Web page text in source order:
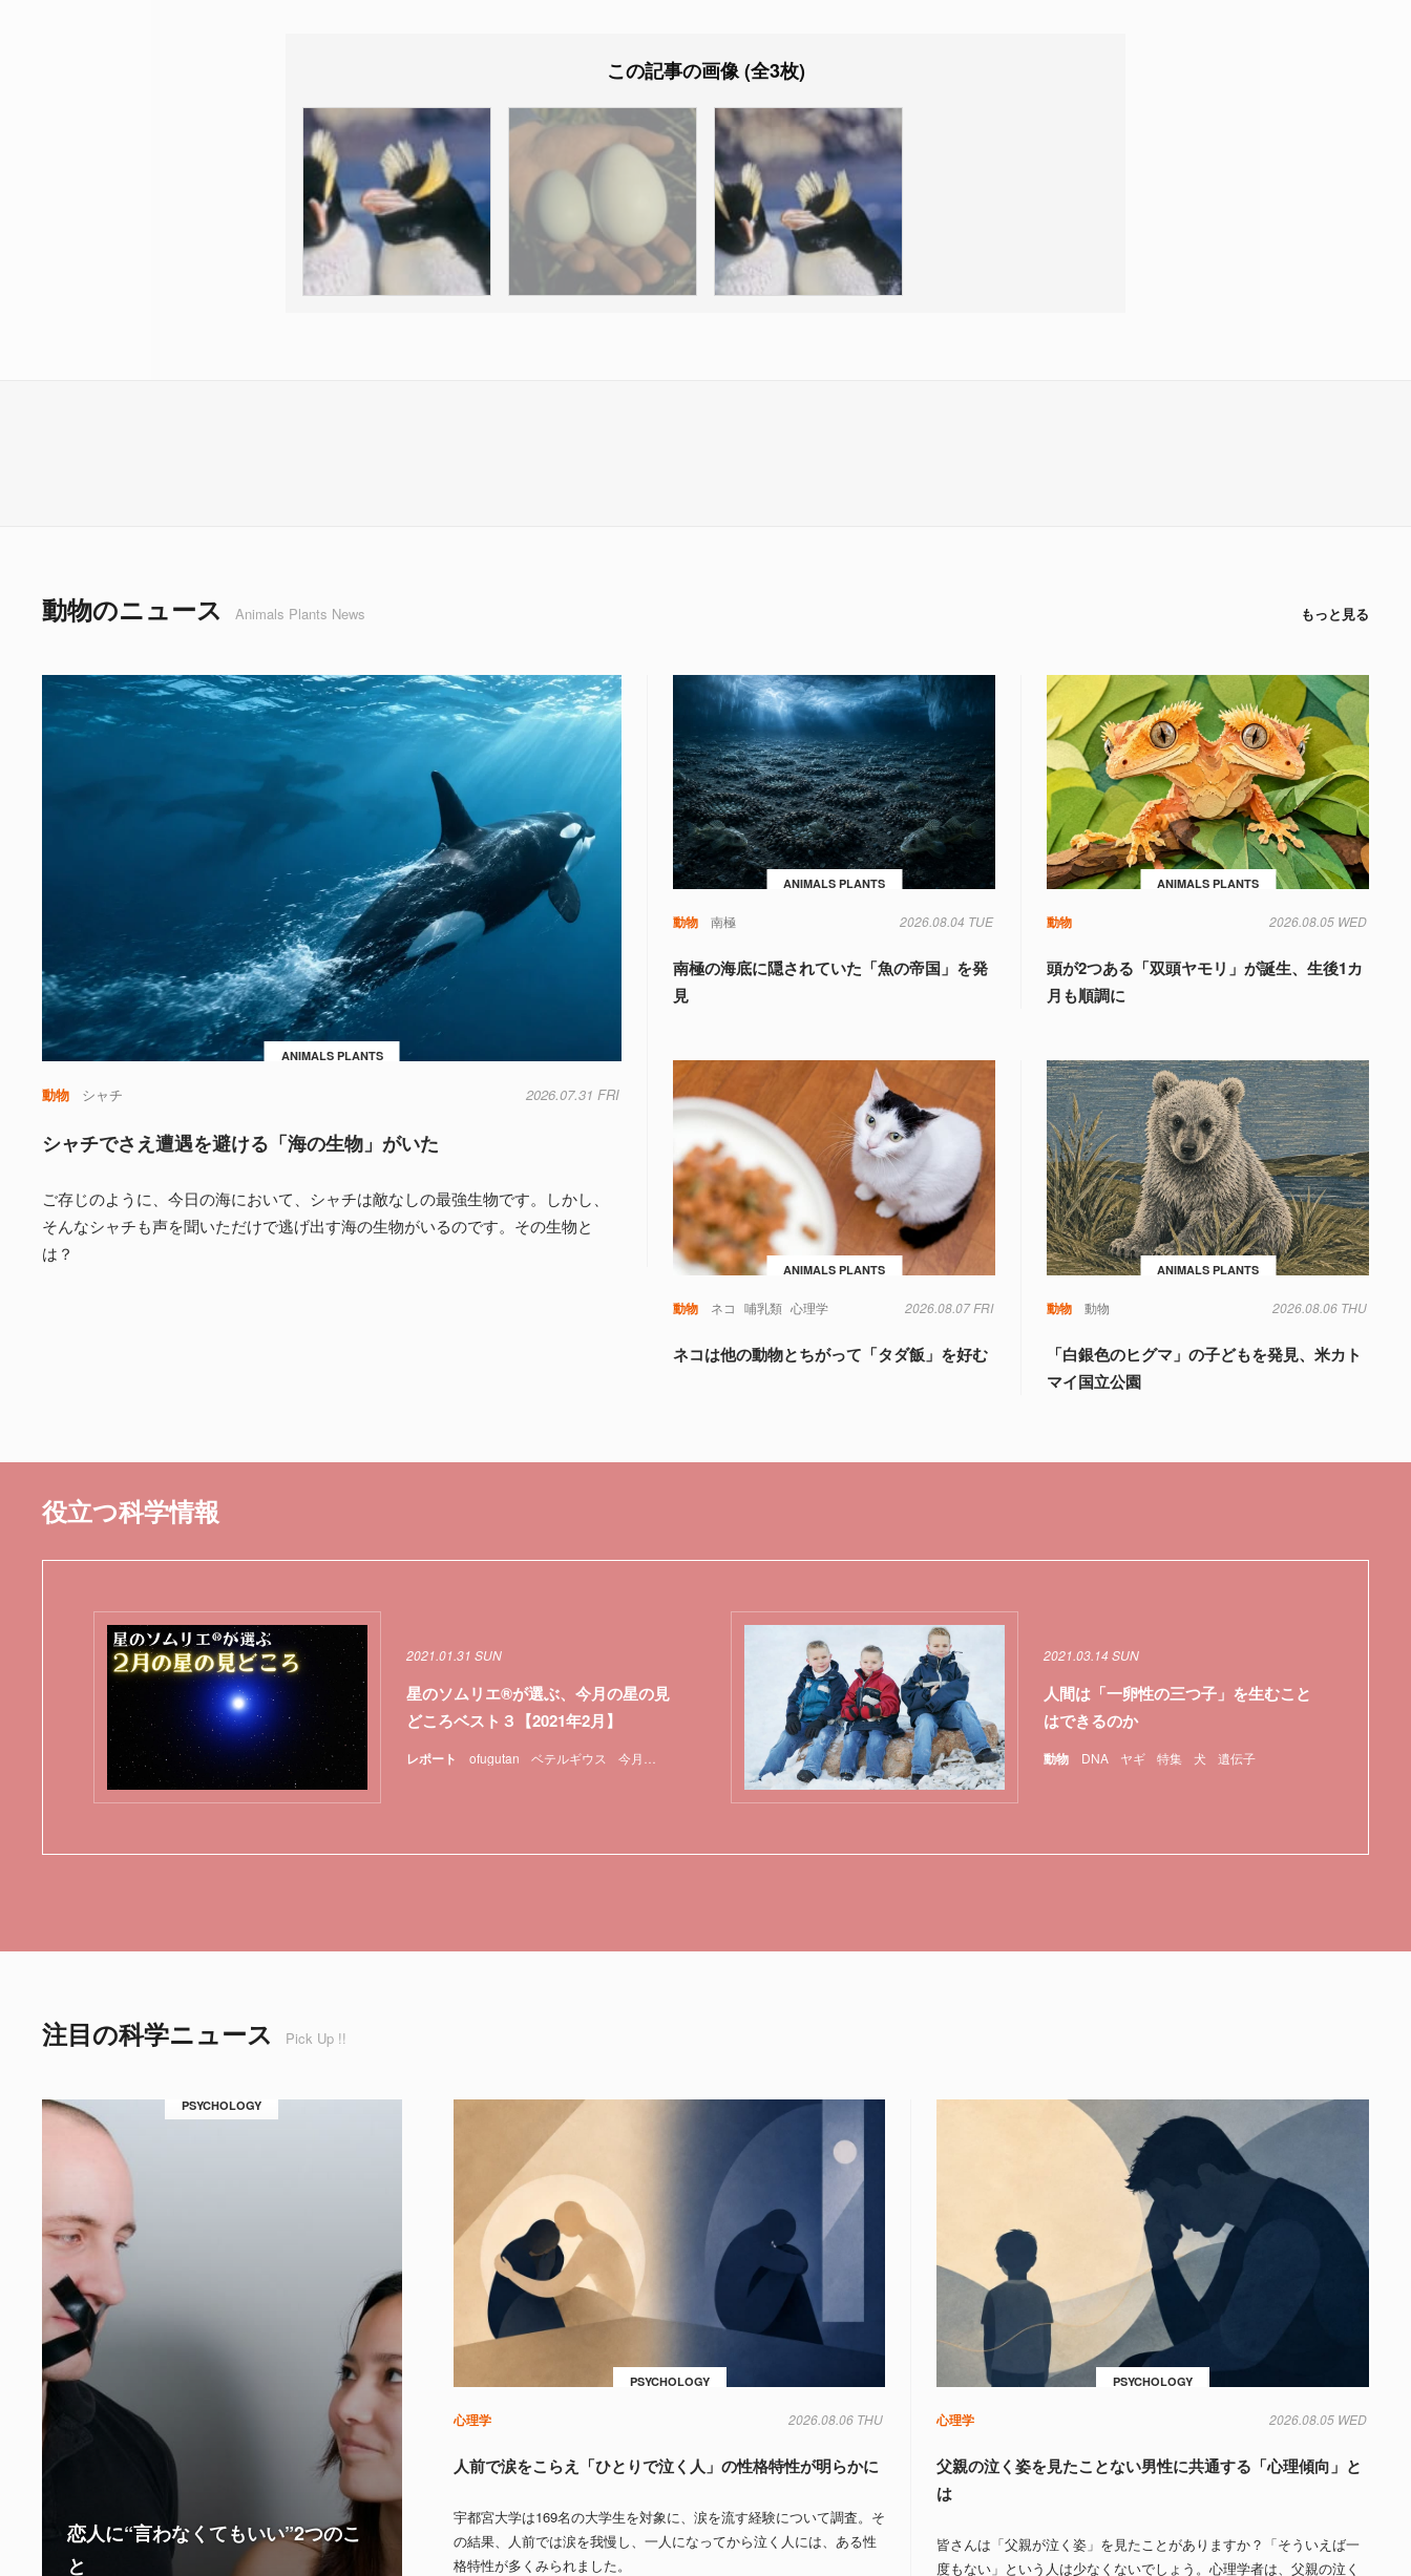
この記事の画像 (全3枚)
動物のニュース Animals Plants News もっと見る
ANIMALS PLANTS
動物 シャチ 2026.07.31 FRI
シャチでさえ遭遇を避ける「海の生物」がいた
ご存じのように、今日の海において、シャチは敵なしの最強生物です。しかし、
そんなシャチも声を聞いただけで逃げ出す海の生物がいるのです。その生物と
は？
ANIMALS PLANTS
動物 南極 2026.08.04 TUE
南極の海底に隠されていた「魚の帝国」を発
見
ANIMALS PLANTS
動物 2026.08.05 WED
頭が2つある「双頭ヤモリ」が誕生、生後1カ
月も順調に
ANIMALS PLANTS
動物 ネコ 哺乳類 心理学 2026.08.07 FRI
ネコは他の動物とちがって「タダ飯」を好む
ANIMALS PLANTS
動物 動物 2026.08.06 THU
「白銀色のヒグマ」の子どもを発見、米カト
マイ国立公園
役立つ科学情報
レポート ofugutan ベテルギウス 今月の星の見どころ 天体観測 特集
2021.01.31 SUN
星のソムリエ®が選ぶ、今月の星の見
どころベスト３【2021年2月】
動物 DNA ヤギ 特集 犬 遺伝子
2021.03.14 SUN
人間は「一卵性の三つ子」を生むこと
はできるのか
注目の科学ニュース Pick Up !!
PSYCHOLOGY
恋人に“言わなくてもいい”2つのこ
と
PSYCHOLOGY
心理学 2026.08.06 THU
人前で涙をこらえ「ひとりで泣く人」の性格特性が明らかに
宇都宮大学は169名の大学生を対象に、涙を流す経験について調査。そ
の結果、人前では涙を我慢し、一人になってから泣く人には、ある性
格特性が多くみられました。
PSYCHOLOGY
心理学 2026.08.05 WED
父親の泣く姿を見たことない男性に共通する「心理傾向」と
は
皆さんは「父親が泣く姿」を見たことがありますか？「そういえば一
度もない」という人は少なくないでしょう。心理学者は、父親の泣く